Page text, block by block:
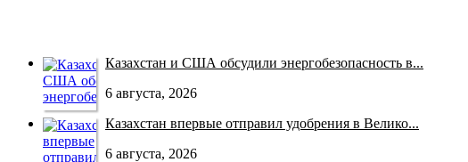
Казахстан и США обсудили энергобезопасность в...
6 августа, 2026
Казахстан впервые отправил удобрения в Велико...
6 августа, 2026